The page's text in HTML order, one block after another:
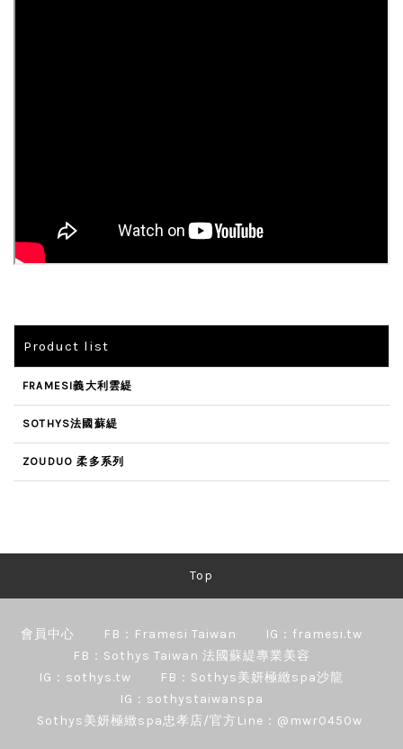
Product list
FRAMESI義大利雲緹
SOTHYS法國蘇緹
ZOUDUO 柔多系列
Top
會員中心 FB：Framesi Taiwan
IG：framesi.tw
FB：Sothys Taiwan 法國蘇緹專業美容
IG：sothys.tw
FB：Sothys美妍極緻spa沙龍
IG：sothystaiwanspa
Sothys美妍極緻spa忠孝店/官方Line：@mwr0450w